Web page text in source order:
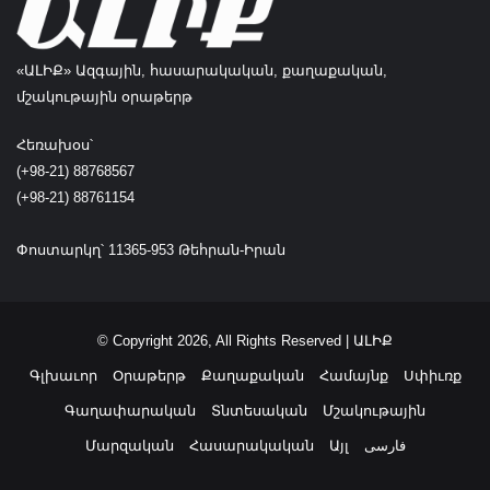
«ԱԼԻՔ» Ազգային, հասարակական, քաղաքական,
մշակութային օրաթերթ
Հեռախօս՝
(+98-21) 88768567
(+98-21) 88761154
Փոստարկղ՝ 11365-953 Թեհրան-Իրան
© Copyright 2026, All Rights Reserved | ԱԼԻՔ
Գլխաւոր Օրաթերթ Քաղաքական Համայնք Սփիւռք
Գաղափարական Տնտեսական Մշակութային
Մարզական Հասարակական Այլ فارسی